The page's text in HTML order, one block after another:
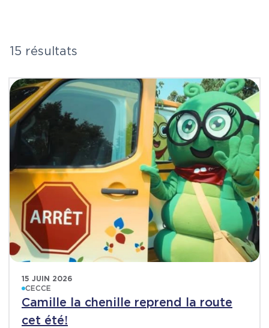
15 résultats
15 JUIN 2026
CECCE
Camille la chenille reprend la route
cet été!